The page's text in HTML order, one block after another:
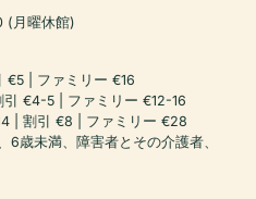
(月曜休館)
€5 | ファミリー €16
€4-5 | ファミリー €12-16
| 割引 €8 | ファミリー €28
6歳未満、障害者とその介護者、